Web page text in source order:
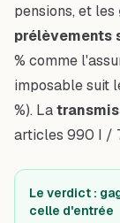
pensions, et les
prélèvements
% comme
imposable suit
%). La
articles 990 I /
Le verdict :
celle d'entrée